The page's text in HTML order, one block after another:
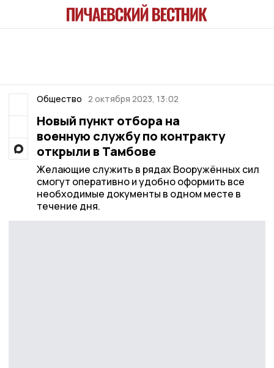
Общество 2 октября 2023, 13:02
Новый пункт отбора на
военную службу по контракту
открыли в Тамбове
Желающие служить в рядах Вооружённых сил
смогут оперативно и удобно оформить все
необходимые документы в одном месте в
течение дня.